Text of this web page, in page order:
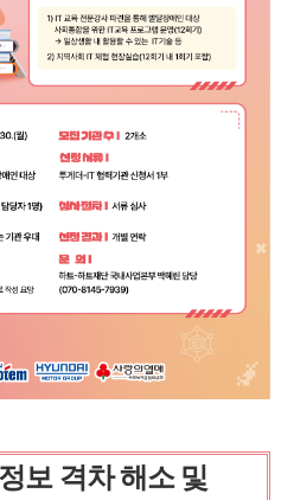
보 격차 해소 및